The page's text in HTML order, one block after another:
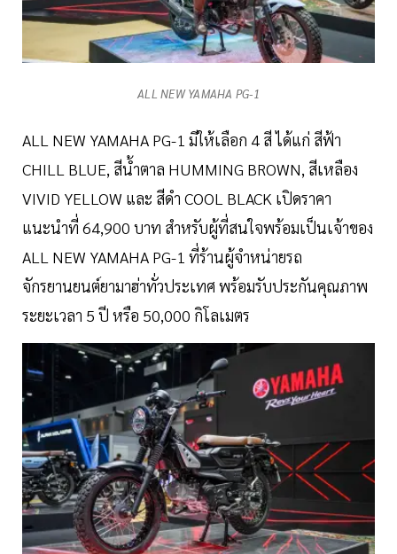
ALL NEW YAMAHA PG-1
ALL NEW YAMAHA PG-1 มีให้เลือก 4 สี ได้แก่ สีฟ้า
CHILL BLUE, สีน้ำตาล HUMMING BROWN, สีเหลือง
VIVID YELLOW และ สีดำ COOL BLACK เปิดราคา
แนะนำที่ 64,900 บาท สำหรับผู้ที่สนใจพร้อมเป็นเจ้าของ
ALL NEW YAMAHA PG-1 ที่ร้านผู้จำหน่ายรถ
จักรยานยนต์ยามาฮ่าทั่วประเทศ พร้อมรับประกันคุณภาพ
ระยะเวลา 5 ปี หรือ 50,000 กิโลเมตร